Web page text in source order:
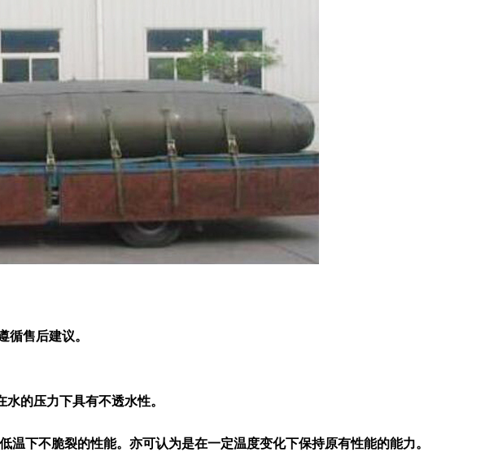
售后建议。
的压力下具有不透水性。
下不脆裂的性能。亦可认为是在一定温度变化下保持原有性能的能力。